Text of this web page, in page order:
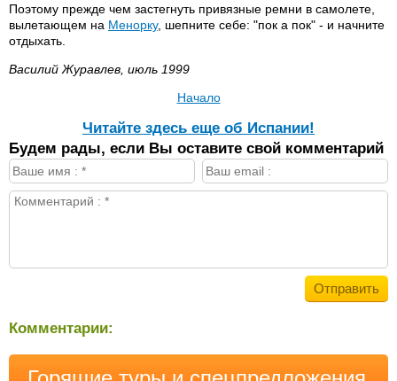
Поэтому прежде чем застегнуть привязные ремни в самолете,
вылетающем на Менорку, шепните себе: "пок а пок" - и начните
отдыхать.
Василий Журавлев, июль 1999
Начало
Читайте здесь еще об Испании!
Будем рады, если Вы оставите свой комментарий
Комментарии: